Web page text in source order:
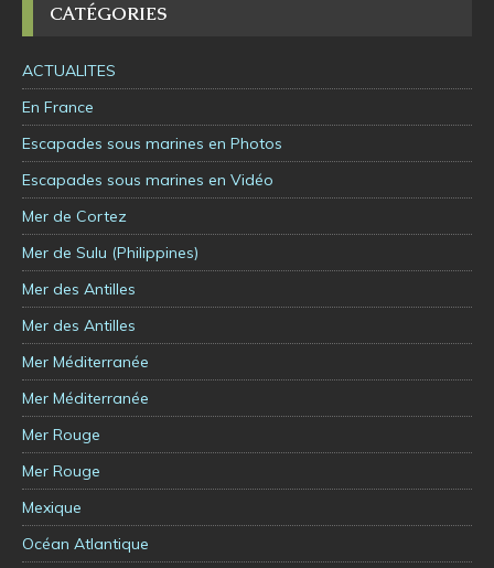
CATÉGORIES
ACTUALITES
En France
Escapades sous marines en Photos
Escapades sous marines en Vidéo
Mer de Cortez
Mer de Sulu (Philippines)
Mer des Antilles
Mer des Antilles
Mer Méditerranée
Mer Méditerranée
Mer Rouge
Mer Rouge
Mexique
Océan Atlantique